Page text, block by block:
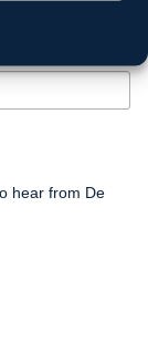
hear from De